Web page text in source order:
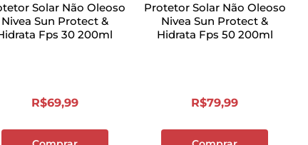
Solar Não Oleoso
Nivea Sun Protect &
Fps 30 200ml
R$69,99
Protetor Solar Não Oleoso
Nivea Sun Protect &
Hidrata Fps 50 200ml
R$79,99